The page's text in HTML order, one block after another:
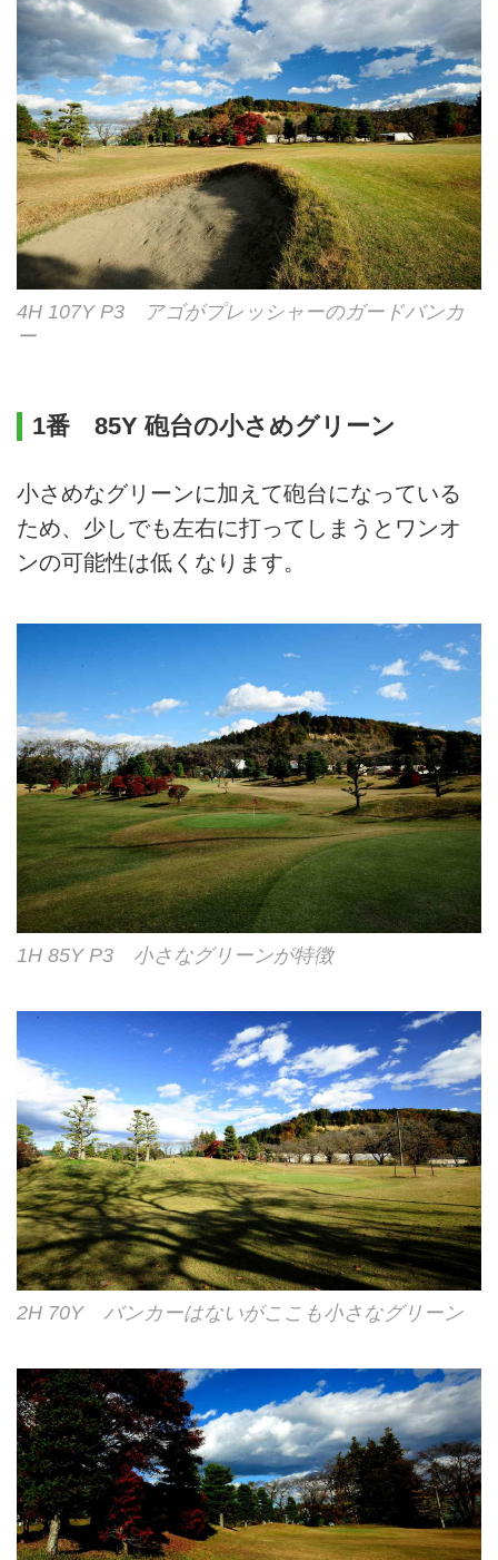
4H 107Y P3 アゴがプレッシャーのガードバンカ
ー
1番 85Y 砲台の小さめグリーン
小さめなグリーンに加えて砲台になっている
ため、少しでも左右に打ってしまうとワンオ
ンの可能性は低くなります。
1H 85Y P3 小さなグリーンが特徴
2H 70Y バンカーはないがここも小さなグリーン